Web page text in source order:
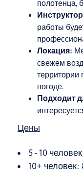
полотенца,
работы
Локация:
свежем
территории
погоде.
Подходит
Цены
5 - 10
10+